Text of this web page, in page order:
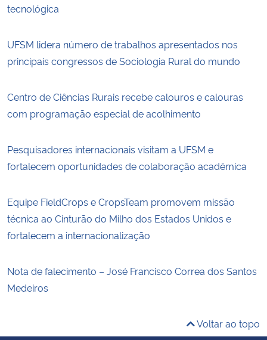
tecnológica
UFSM lidera número de trabalhos apresentados nos
principais congressos de Sociologia Rural do mundo
Centro de Ciências Rurais recebe calouros e calouras
com programação especial de acolhimento
Pesquisadores internacionais visitam a UFSM e
fortalecem oportunidades de colaboração acadêmica
Equipe FieldCrops e CropsTeam promovem missão
técnica ao Cinturão do Milho dos Estados Unidos e
fortalecem a internacionalização
Nota de falecimento – José Francisco Correa dos Santos
Medeiros
Voltar ao topo